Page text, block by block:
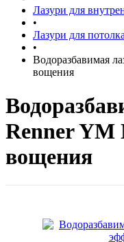
Лазури для
•
Лазури для потолка
•
Водоразбавимая
вощения
Renner YM
вощения